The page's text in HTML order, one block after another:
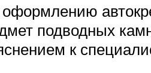
подводных
к